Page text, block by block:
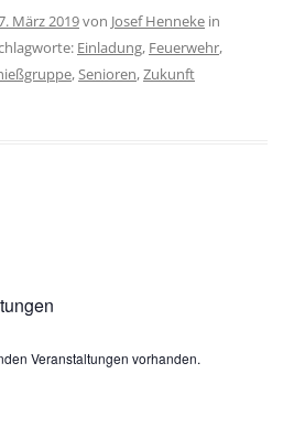
März 2019von Josef Henneke in
Einladung, Feuerwehr,
,Senioren,Zukunft
Veranstaltungen vorhanden.